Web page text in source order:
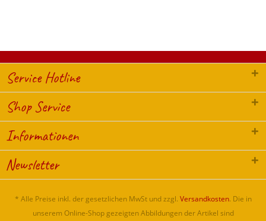
Service Hotline
Shop Service
Informationen
Newsletter
* Alle Preise inkl. der gesetzlichen MwSt und zzgl. Versandkosten. Die in
unserem Online-Shop gezeigten Abbildungen der Artikel sind